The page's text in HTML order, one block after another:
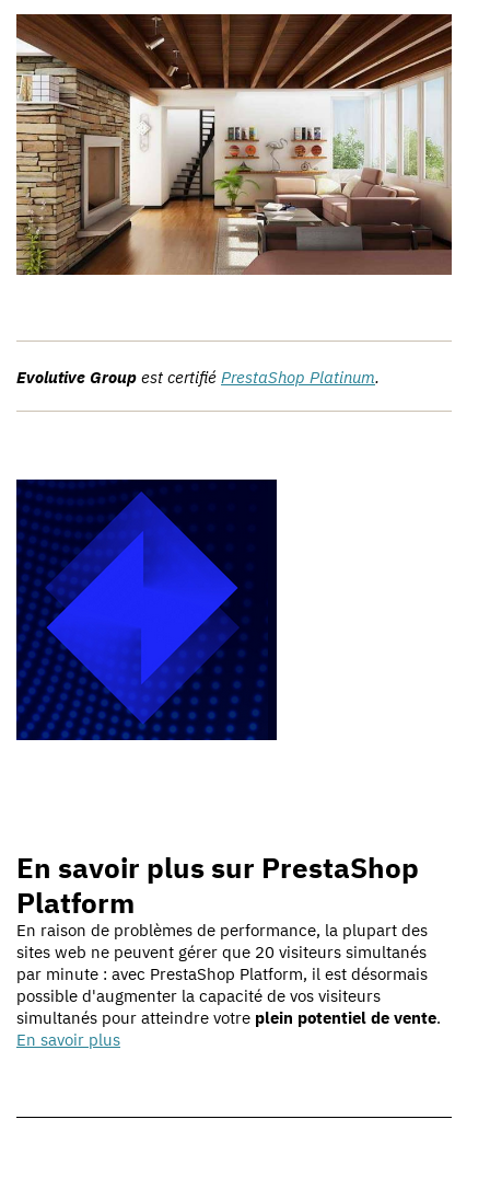
Evolutive Group est certifié PrestaShop Platinum.
En savoir plus sur PrestaShop
Platform
En raison de problèmes de performance, la plupart des
sites web ne peuvent gérer que 20 visiteurs simultanés
par minute : avec PrestaShop Platform, il est désormais
possible d'augmenter la capacité de vos visiteurs
simultanés pour atteindre votre plein potentiel de vente.
En savoir plus